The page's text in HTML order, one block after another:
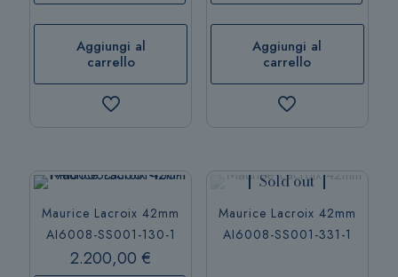
Aggiungi al
carrello
Aggiungi al
carrello
Maurice Lacroix 42mm
AI6008-SS001-130-1
2.200,00€
Sold out
Maurice Lacroix 42mm
AI6008-SS001-331-1